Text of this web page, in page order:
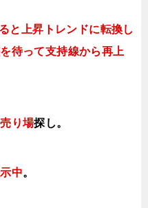
と上昇トレンドに転換し
待って支持線から再上
売り場探し。
中。